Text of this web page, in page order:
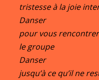
tristesse à la joie
Danser
pour vous
le groupe
Danser
jusqu’à ce qu’il ne